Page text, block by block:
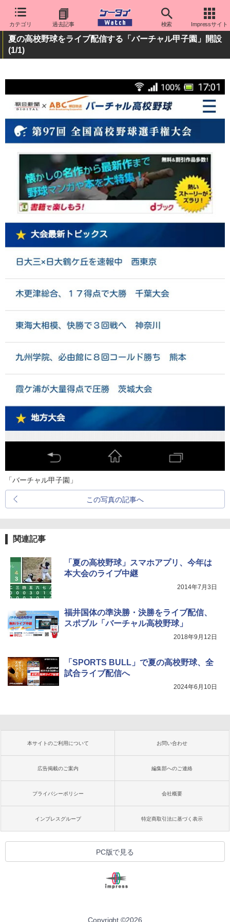
カテゴリ 過去記事 検索 Impressサイト
夏の高校野球をライブ配信する「バーチャル甲子園」開設
(1/1)
「バーチャル甲子園」
この写真の記事へ
関連記事
「夏の高校野球」スマホアプリ、今年は
本大会のライブ中継
2014年7月3日
福井国体の準決勝・決勝をライブ配信、
スポブル「バーチャル高校野球」
2018年9月12日
「SPORTS BULL」で夏の高校野球、全
試合ライブ配信へ
2024年6月10日
本サイトのご利用について お問い合わせ
広告掲載のご案内 編集部へのご連絡
プライバシーポリシー 会社概要
インプレスグループ 特定商取引法に基づく表示
PC版で見る
Copyright ©2026